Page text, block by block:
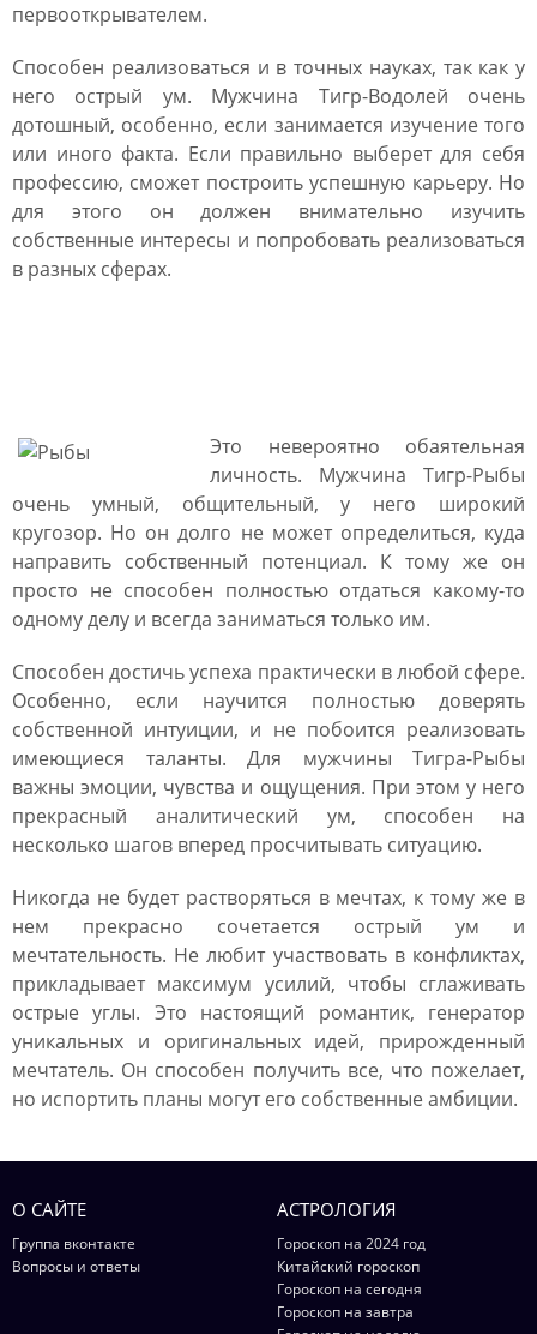
первооткрывателем.
Способен реализоваться и в точных науках, так как у
него острый ум. Мужчина Тигр-Водолей очень
дотошный, особенно, если занимается изучение того
или иного факта. Если правильно выберет для себя
профессию, сможет построить успешную карьеру. Но
для этого он должен внимательно изучить
собственные интересы и попробовать реализоваться
в разных сферах.
Это невероятно обаятельная
личность. Мужчина Тигр-Рыбы
очень умный, общительный, у него широкий
кругозор. Но он долго не может определиться, куда
направить собственный потенциал. К тому же он
просто не способен полностью отдаться какому-то
одному делу и всегда заниматься только им.
Способен достичь успеха практически в любой сфере.
Особенно, если научится полностью доверять
собственной интуиции, и не побоится реализовать
имеющиеся таланты. Для мужчины Тигра-Рыбы
важны эмоции, чувства и ощущения. При этом у него
прекрасный аналитический ум, способен на
несколько шагов вперед просчитывать ситуацию.
Никогда не будет растворяться в мечтах, к тому же в
нем прекрасно сочетается острый ум и
мечтательность. Не любит участвовать в конфликтах,
прикладывает максимум усилий, чтобы сглаживать
острые углы. Это настоящий романтик, генератор
уникальных и оригинальных идей, прирожденный
мечтатель. Он способен получить все, что пожелает,
но испортить планы могут его собственные амбиции.
О САЙТЕ
Группа вконтакте
Вопросы и ответы
АСТРОЛОГИЯ
Гороскоп на 2024 год
Китайский гороскоп
Гороскоп на сегодня
Гороскоп на завтра